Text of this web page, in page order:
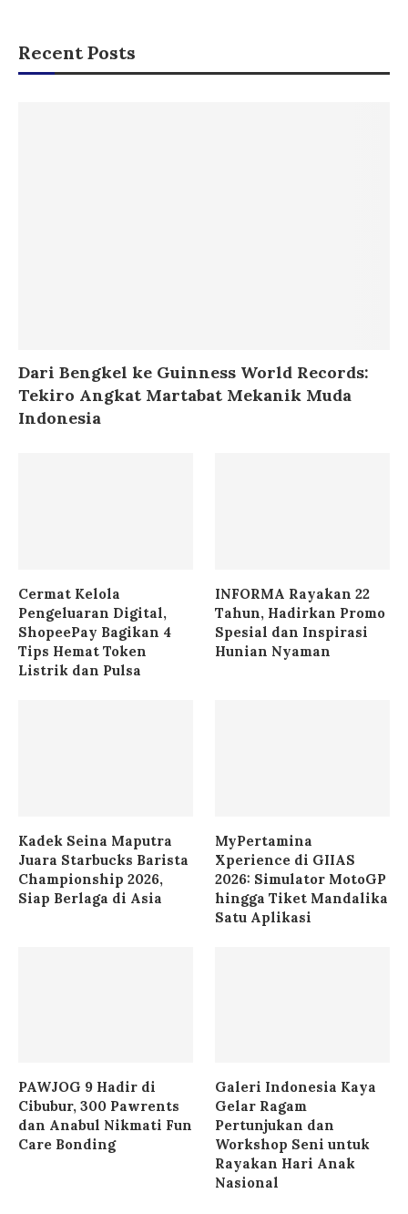
Recent Posts
Dari Bengkel ke Guinness World Records:
Tekiro Angkat Martabat Mekanik Muda
Indonesia
Cermat Kelola
Pengeluaran Digital,
ShopeePay Bagikan 4
Tips Hemat Token
Listrik dan Pulsa
INFORMA Rayakan 22
Tahun, Hadirkan Promo
Spesial dan Inspirasi
Hunian Nyaman
Kadek Seina Maputra
Juara Starbucks Barista
Championship 2026,
Siap Berlaga di Asia
MyPertamina
Xperience di GIIAS
2026: Simulator MotoGP
hingga Tiket Mandalika
Satu Aplikasi
PAWJOG 9 Hadir di
Cibubur, 300 Pawrents
dan Anabul Nikmati Fun
Care Bonding
Galeri Indonesia Kaya
Gelar Ragam
Pertunjukan dan
Workshop Seni untuk
Rayakan Hari Anak
Nasional